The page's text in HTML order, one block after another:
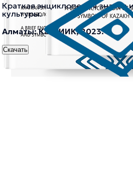
Краткая энциклопедия знаков
культуры.
Алматы: КазНИИК, 2023.
Скачать